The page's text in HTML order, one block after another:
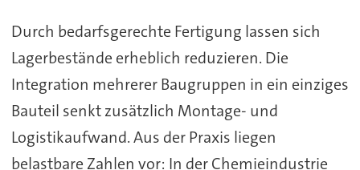
Durch bedarfsgerechte Fertigung lassen sich
Lagerbestände erheblich reduzieren. Die
Integration mehrerer Baugruppen in ein einziges
Bauteil senkt zusätzlich Montage- und
Logistikaufwand. Aus der Praxis liegen
belastbare Zahlen vor: In der Chemieindustrie